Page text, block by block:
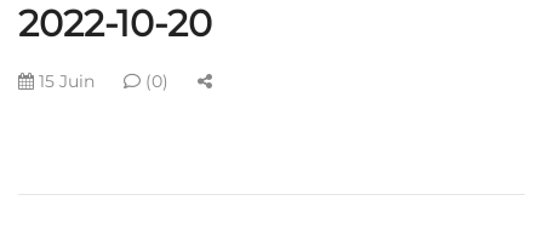
2022-10-20
15 Juin (0)